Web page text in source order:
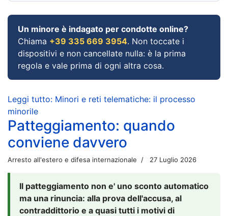
Un minore è indagato per condotte online?
Chiama +39 335 669 3954. Non toccate i
dispositivi e non cancellate nulla: è la prima
regola e vale prima di ogni altra cosa.
Leggi tutto: Minori e reti telematiche: il processo
minorile
Patteggiamento: quando
conviene davvero
Arresto all'estero e difesa internazionale 27 Luglio 2026
Il patteggiamento non e' uno sconto automatico
ma una rinuncia: alla prova dell'accusa, al
contraddittorio e a quasi tutti i motivi di